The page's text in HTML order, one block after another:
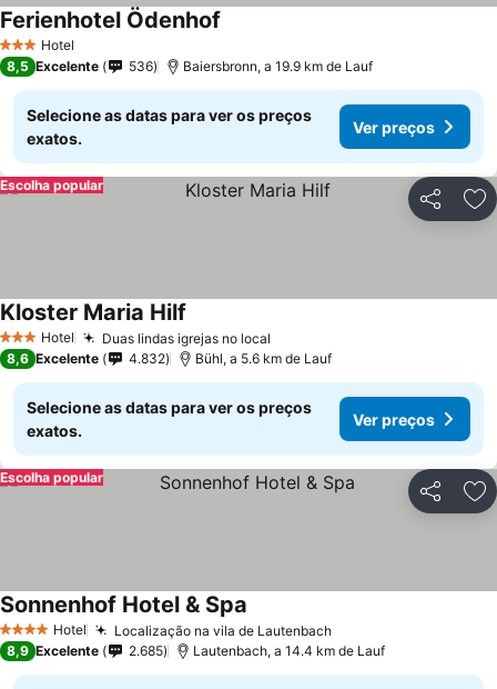
3 EstrelasHotel
Ferienhotel Ödenhof
8,5 Excelente 536 Baiersbronn, a 19.9 km de Lauf
Selecione as datas para ver os preços
exatos.
Ver preços
Partilhar
Escolha popular
3 EstrelasHotel Duas lindas igrejas no local
Kloster Maria Hilf
8,6 Excelente 4.832 Bühl, a 5.6 km de Lauf
Selecione as datas para ver os preços
exatos.
Ver preços
Partilhar
Escolha popular
4 EstrelasHotel Localização na vila de Lautenbach
Sonnenhof Hotel & Spa
8,9 Excelente 2.685 Lautenbach, a 14.4 km de Lauf